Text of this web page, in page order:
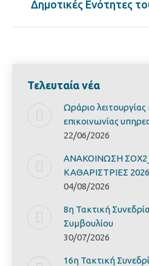
Δημοτικές Ενότητες
Τελευταία νέα
Ωράριο λειτουργίας
επικοινωνίας
22/06/2026
ΑΝΑΚΟΙΝΩΣΗ
ΚΑΘΑΡΙΣΤΡΙΕΣ
04/08/2026
8η Τακτική
Συμβουλίου
30/07/2026
16η Τακτική